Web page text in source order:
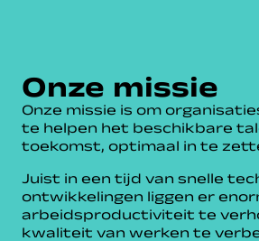
Onze missie
Onze missie is om
te helpen het beschikbare
toekomst, optimaal in te
Juist in een tijd van snelle
ontwikkelingen liggen er
arbeidsproductiviteit te
kwaliteit van werken te